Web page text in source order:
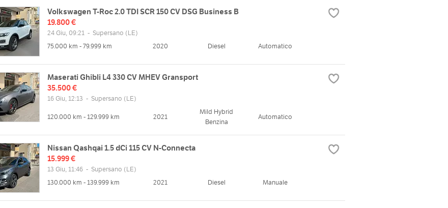
Volkswagen T-Roc 2.0 TDI SCR 150 CV DSG Business B
19.800 €
24 Giu, 09:21 - Supersano (LE)
75.000 km - 79.999 km
2020 Diesel Automatico
Maserati Ghibli L4 330 CV MHEV Gransport
35.500 €
16 Giu, 12:13 - Supersano (LE)
120.000 km - 129.999 km 2021
Mild Hybrid
Benzina
Automatico
Nissan Qashqai 1.5 dCi 115 CV N-Connecta
15.999 €
13 Giu, 11:46 - Supersano (LE)
130.000 km - 139.999 km
2021 Diesel Manuale